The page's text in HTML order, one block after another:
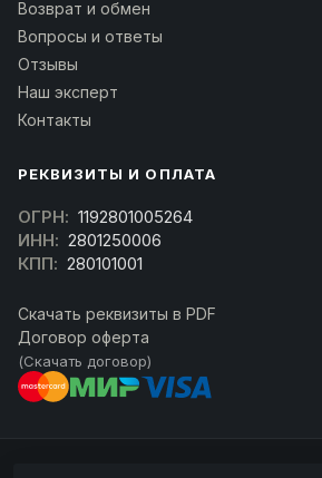
Возврат и обмен
Вопросы и ответы
Отзывы
Наш эксперт
Контакты
РЕКВИЗИТЫ И ОПЛАТА
ОГРН: 1192801005264
ИНН: 2801250006
КПП: 280101001
Скачать реквизиты в PDF
Договор оферта
(Скачать договор)